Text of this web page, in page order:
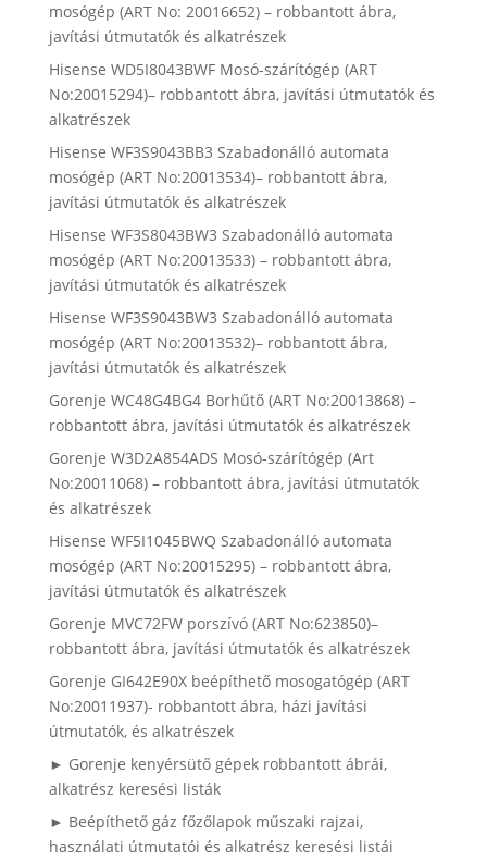
mosógép (ART No: 20016652) – robbantott ábra,
javítási útmutatók és alkatrészek
Hisense WD5I8043BWF Mosó-szárítógép (ART
No:20015294)– robbantott ábra, javítási útmutatók és
alkatrészek
Hisense WF3S9043BB3 Szabadonálló automata
mosógép (ART No:20013534)– robbantott ábra,
javítási útmutatók és alkatrészek
Hisense WF3S8043BW3 Szabadonálló automata
mosógép (ART No:20013533) – robbantott ábra,
javítási útmutatók és alkatrészek
Hisense WF3S9043BW3 Szabadonálló automata
mosógép (ART No:20013532)– robbantott ábra,
javítási útmutatók és alkatrészek
Gorenje WC48G4BG4 Borhűtő (ART No:20013868) –
robbantott ábra, javítási útmutatók és alkatrészek
Gorenje W3D2A854ADS Mosó-szárítógép (Art
No:20011068) – robbantott ábra, javítási útmutatók
és alkatrészek
Hisense WF5I1045BWQ Szabadonálló automata
mosógép (ART No:20015295) – robbantott ábra,
javítási útmutatók és alkatrészek
Gorenje MVC72FW porszívó (ART No:623850)–
robbantott ábra, javítási útmutatók és alkatrészek
Gorenje GI642E90X beépíthető mosogatógép (ART
No:20011937)- robbantott ábra, házi javítási
útmutatók, és alkatrészek
► Gorenje kenyérsütő gépek robbantott ábrái,
alkatrész keresési listák
► Beépíthető gáz főzőlapok műszaki rajzai,
használati útmutatói és alkatrész keresési listái